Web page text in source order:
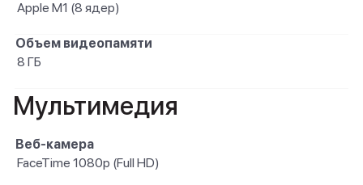
Apple M1 (8 ядер)
Объем видеопамяти
8 ГБ
Мультимедия
Веб-камера
FaceTime 1080p (Full HD)